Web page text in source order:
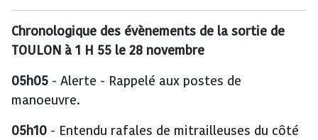
Chronologique des évènements de la sortie de
TOULON à 1 H 55 le 28 novembre
05h05 - Alerte - Rappelé aux postes de
manoeuvre.
05h10 - Entendu rafales de mitrailleuses du côté